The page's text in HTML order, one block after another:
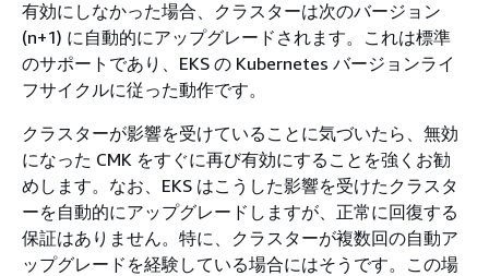
有効にしなかった場合、クラスターは次のバージョン
(n+1) に自動的にアップグレードされます。これは標準
のサポートであり、EKS の Kubernetes バージョンライ
フサイクルに従った動作です。
クラスターが影響を受けていることに気づいたら、無効
になった CMK をすぐに再び有効にすることを強くお勧
めします。なお、EKS はこうした影響を受けたクラスタ
ーを自動的にアップグレードしますが、正常に回復する
保証はありません。特に、クラスターが複数回の自動ア
ップグレードを経験している場合にはそうです。この場